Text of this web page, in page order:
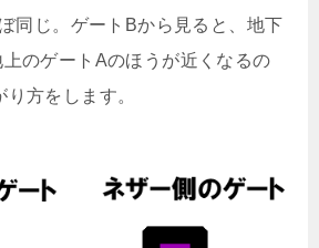
同じ。ゲートBから見ると、地下
のゲートAのほうが近くなるの
方をします。